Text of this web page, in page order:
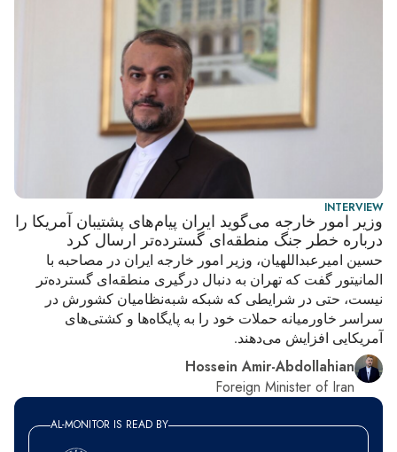
INTERVIEW
وزیر امور خارجه می‌گوید ایران پیام‌های پشتیبان آمریکا را
درباره خطر جنگ منطقه‌ای گسترده‌تر ارسال کرد
حسین امیرعبداللهیان، وزیر امور خارجه ایران در مصاحبه با
المانیتور گفت که تهران به دنبال درگیری منطقه‌ای گسترده‌تر
نیست، حتی در شرایطی که شبکه شبه‌نظامیان کشورش در
سراسر خاورمیانه حملات خود را به پایگاه‌ها و کشتی‌های
آمریکایی افزایش می‌دهند.
Hossein Amir-Abdollahian
Foreign Minister of Iran
AL-MONITOR IS READ BY